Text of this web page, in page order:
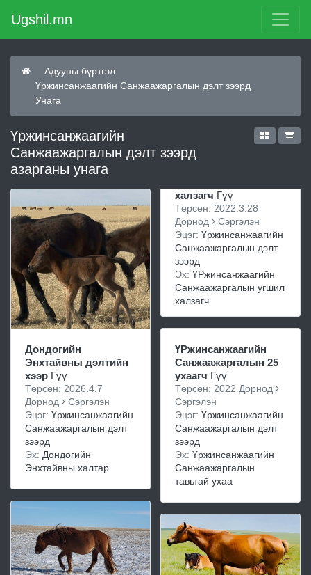
Ugshil.mn
Адууны бүртгэл
Үржинсанжаагийн Санжаажаргалын дэлт зээрд
Унага
Үржинсанжаагийн
Санжаажаргалын дэлт зээрд
азарганы унага
Дондогийн
Энхтайвны дэлтийн
хээр Гүү
Төрсөн: 2026.4.7
Дорнод
Сэргэлэн
Эцэг: Үржинсанжаагийн
Санжаажаргалын дэлт
зээрд
Эх: Дондогийн
Энхтайвны халтар
халзагч Гүү
Төрсөн: 2022.3.28
Дорнод
Сэргэлэн
Эцэг: Үржинсанжаагийн
Санжаажаргалын дэлт
зээрд
Эх: ҮРжинсанжаагийн
Санжаажаргалын угшил
халзагч
ҮРжинсанжаагийн
Санжаажаргалын 25
ухаагч Гүү
Төрсөн: 2022 Дорнод
Сэргэлэн
Эцэг: Үржинсанжаагийн
Санжаажаргалын дэлт
зээрд
Эх: Үржинсанжаагийн
Санжаажаргалын
тавьтай ухаа